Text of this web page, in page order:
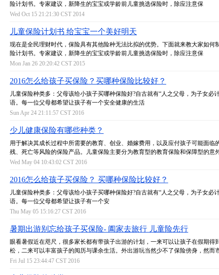
险计划书。专家建议，新降生的宝宝或学龄前儿童挑选保险时，除应注意保
Wed Oct 15 21:21:30 CST 2014
儿童保险计划书 给宝宝一个美好明天
现在是全民理财时代，保险具有其他险种无法比拟的优势。下面就来教大家如何
险计划书。专家建议，新降生的宝宝或学龄前儿童挑选保险时，除应注意保
Mon Jan 26 20:20:42 CST 2015
2016怎么给孩子买保险？买哪种保险比较好？
儿童保险种类多：父母该给小孩子买哪种保险好?自古就有“人之父母，为子女必
语。每一位父母都希望让孩子有一个安全健康的生活
Sun Apr 24 21:11:57 CST 2016
少儿健康保险有哪些种类？
用于解决其成长过程中所需要的教育、创业、婚嫁费用，以及应付孩子可能面临
残、死亡等风险的保险产品。儿童保险主要分为教育型的教育保险和保障型的意
Wed May 04 10:43:02 CST 2016
2016怎么给孩子买保险？ 买哪种保险比较好？
儿童保险种类多：父母该给小孩子买哪种保险好?自古就有“人之父母，为子女必
语。每一位父母都希望让孩子有一个安
Thu May 05 15:16:27 CST 2016
暑期出游别忘给孩子买保险- 阖家去旅行 儿童险先行
眼看暑假近在咫尺，很多家长都有带孩子出游的计划，一来可以让孩子在假期得
松，二来可以丰富孩子的阅历与课余生活。外出游玩当然少不了保险傍身，然而
Fri Jul 15 23:44:47 CST 2016